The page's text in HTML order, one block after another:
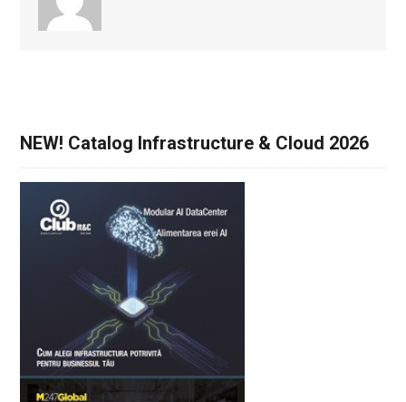
NEW! Catalog Infrastructure & Cloud 2026